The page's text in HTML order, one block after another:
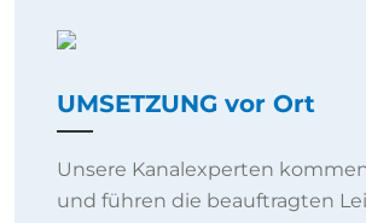
UMSETZUNG vor Ort
Unsere Kanalexperten
und führen die beauftragten